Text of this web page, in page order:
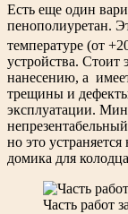
Есть еще один
пенополиуретан.
температуре (от
устройства. Стоит
нанесению, а
трещины и
эксплуатации.
но это
домика для
Часть работ